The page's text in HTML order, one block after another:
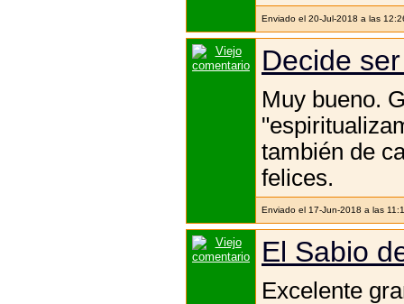
Enviado el 20-Jul-2018 a las
Decide
Muy bueno.
también de
felices.
Enviado el 17-Jun-2018 a las
El Sabio
Excelente